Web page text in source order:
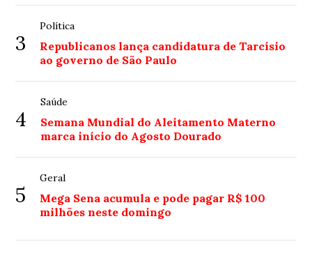
3
Política
Republicanos lança candidatura de Tarcísio
ao governo de São Paulo
4
Saúde
Semana Mundial do Aleitamento Materno
marca início do Agosto Dourado
5
Geral
Mega Sena acumula e pode pagar R$ 100
milhões neste domingo